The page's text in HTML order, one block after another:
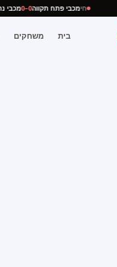
חימכבי פתח תקווה0–0
בית משחקים